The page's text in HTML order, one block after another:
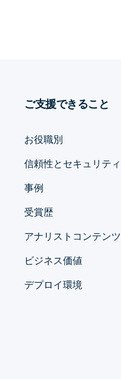
ご支援できること
お役職別
信頼性とセキュリティ
事例
受賞歴
アナリストコンテンツ
ビジネス価値
デプロイ環境